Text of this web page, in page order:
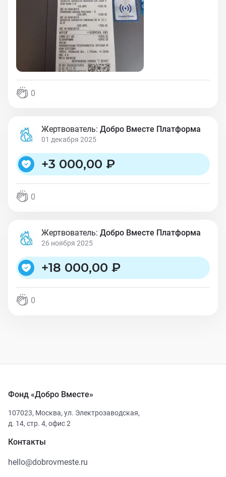
0
Жертвователь: Добро Вместе Платформа
01 декабря 2025
+3 000,00 ₽
0
Жертвователь: Добро Вместе Платформа
26 ноября 2025
+18 000,00 ₽
0
Фонд «Добро Вместе»
107023, Москва, ул. Электрозаводская,
д. 14, стр. 4, офис 2
Контакты
hello@dobrovmeste.ru